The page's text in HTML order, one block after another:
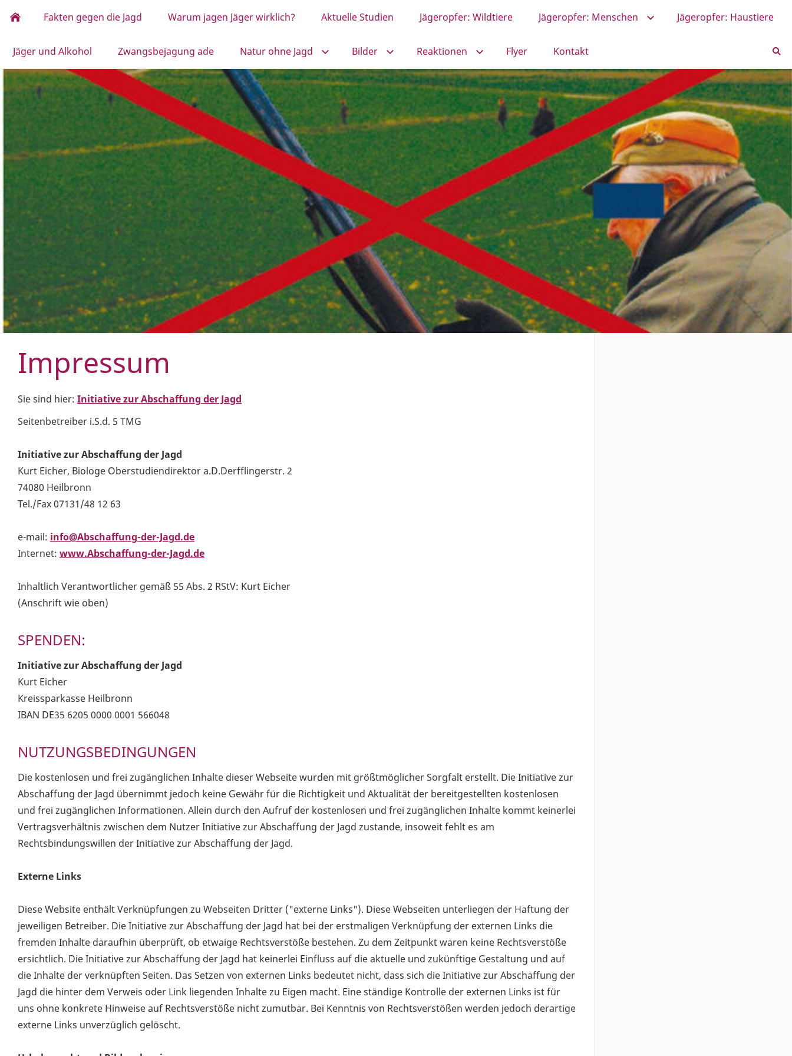
Fakten gegen die Jagd Warum jagen Jäger wirklich? Aktuelle Studien Jägeropfer: Wildtiere Jägeropfer: Menschen Jägeropfer: Haustiere
Jäger und Alkohol Zwangsbejagung ade Natur ohne Jagd Bilder Reaktionen Flyer Kontakt
Impressum
Sie sind hier: Initiative zur Abschaffung der Jagd
Seitenbetreiber i.S.d. 5 TMG
Initiative zur Abschaffung der Jagd
Kurt Eicher, Biologe Oberstudiendirektor a.D.Derfflingerstr. 2
74080 Heilbronn
Tel./Fax 07131/48 12 63
e-mail: info@Abschaffung-der-Jagd.de
Internet: www.Abschaffung-der-Jagd.de
Inhaltlich Verantwortlicher gemäß 55 Abs. 2 RStV: Kurt Eicher
(Anschrift wie oben)
SPENDEN:
Initiative zur Abschaffung der Jagd
Kurt Eicher
Kreissparkasse Heilbronn
IBAN DE35 6205 0000 0001 566048
NUTZUNGSBEDINGUNGEN
Die kostenlosen und frei zugänglichen Inhalte dieser Webseite wurden mit größtmöglicher Sorgfalt erstellt. Die Initiative zur
Abschaffung der Jagd übernimmt jedoch keine Gewähr für die Richtigkeit und Aktualität der bereitgestellten kostenlosen
und frei zugänglichen Informationen. Allein durch den Aufruf der kostenlosen und frei zugänglichen Inhalte kommt keinerlei
Vertragsverhältnis zwischen dem Nutzer Initiative zur Abschaffung der Jagd zustande, insoweit fehlt es am
Rechtsbindungswillen der Initiative zur Abschaffung der Jagd.
Externe Links
Diese Website enthält Verknüpfungen zu Webseiten Dritter ("externe Links"). Diese Webseiten unterliegen der Haftung der
jeweiligen Betreiber. Die Initiative zur Abschaffung der Jagd hat bei der erstmaligen Verknüpfung der externen Links die
fremden Inhalte daraufhin überprüft, ob etwaige Rechtsverstöße bestehen. Zu dem Zeitpunkt waren keine Rechtsverstöße
ersichtlich. Die Initiative zur Abschaffung der Jagd hat keinerlei Einfluss auf die aktuelle und zukünftige Gestaltung und auf
die Inhalte der verknüpften Seiten. Das Setzen von externen Links bedeutet nicht, dass sich die Initiative zur Abschaffung der
Jagd die hinter dem Verweis oder Link liegenden Inhalte zu Eigen macht. Eine ständige Kontrolle der externen Links ist für
uns ohne konkrete Hinweise auf Rechtsverstöße nicht zumutbar. Bei Kenntnis von Rechtsverstößen werden jedoch derartige
externe Links unverzüglich gelöscht.